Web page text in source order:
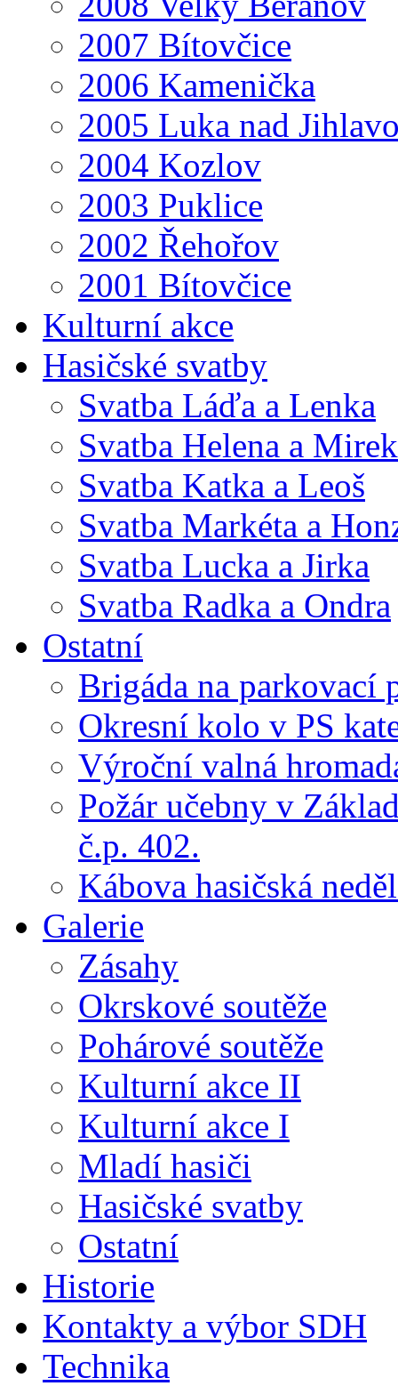
2007 Bítovčice
2006 Kamenička
2005 Luka nad
2004 Kozlov
2003 Puklice
2002 Řehořov
2001 Bítovčice
Kulturní akce
Hasičské svatby
Svatba Láďa a Lenka
Svatba Helena a Mirek
Svatba Katka a Leoš
Svatba Markéta a
Svatba Lucka a Jirka
Svatba Radka a Ondra
Ostatní
Brigáda na parkovací
Okresní kolo v PS
Výroční valná
Požár učebny v
č.p. 402.
Kábova hasičská
Galerie
Zásahy
Okrskové soutěže
Pohárové soutěže
Kulturní akce II
Kulturní akce I
Mladí hasiči
Hasičské svatby
Ostatní
Historie
Kontakty a výbor SDH
Technika